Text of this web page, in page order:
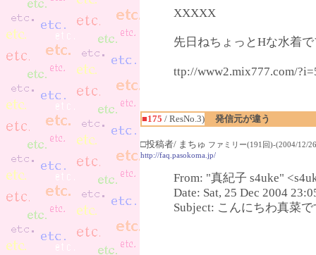
XXXXX
先日ねちょっとHな水着
ttp://www2.mix777.com/
■175 / ResNo.3) 発信元が違う
□投稿者/ まちゅ ファミリー(191回)-(2004/12/
http://faq.pasokoma.jp/
From: "真紀子 s4uke"
Date: Sat, 25 Dec 2004
Subject: こんにちわ真菜